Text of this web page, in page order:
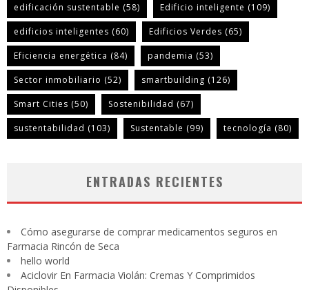
edificación sustentable (58) Edificio inteligente (109)
edificios inteligentes (60) Edificios Verdes (65)
Eficiencia energética (84) pandemia (53)
Sector inmobiliario (52) smartbuilding (126)
Smart Cities (50) Sostenibilidad (67)
sustentabilidad (103) Sustentable (99) tecnología (80)
ENTRADAS RECIENTES
Cómo asegurarse de comprar medicamentos seguros en
Farmacia Rincón de Seca
hello world
Aciclovir En Farmacia Violán: Cremas Y Comprimidos